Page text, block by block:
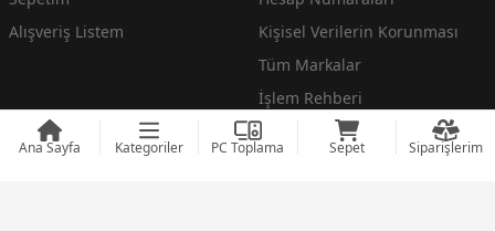
Ana Sayfa Kategoriler PC Toplama Sepet Siparişlerim
Alışveriş Listem
Kişisel Verilerin Korunması
Tüm Markalar
İşlem Rehberi
Çerez Politikası